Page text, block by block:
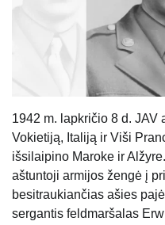
1942 m. lapkričio 8 d. JAV
Vokietiją, Italiją ir Viši
išsilaipino Maroke ir
aštuntoji armijos žengė į
besitraukiančias ašies
sergantis feldmaršalas